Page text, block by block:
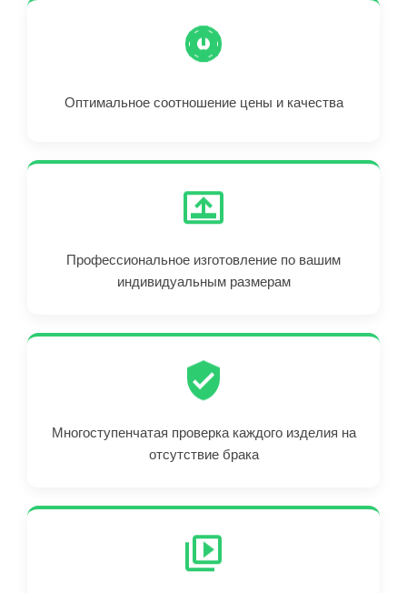
Оптимальное соотношение цены и качества
Профессиональное изготовление по вашим
индивидуальным размерам
Многоступенчатая проверка каждого изделия на
отсутствие брака